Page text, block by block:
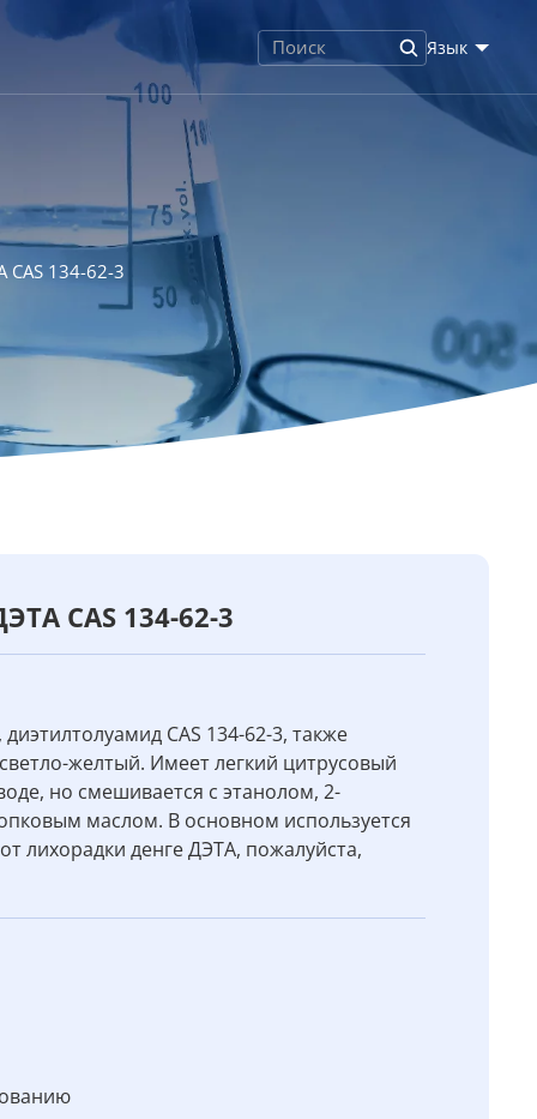
Язык
134-62-3
CAS 134-62-3
CAS 134-62-3, также
желтый. Имеет легкий цитрусовый
но смешивается с этанолом, 2-
маслом. В основном используется
лихорадки денге ДЭТА, пожалуйста,